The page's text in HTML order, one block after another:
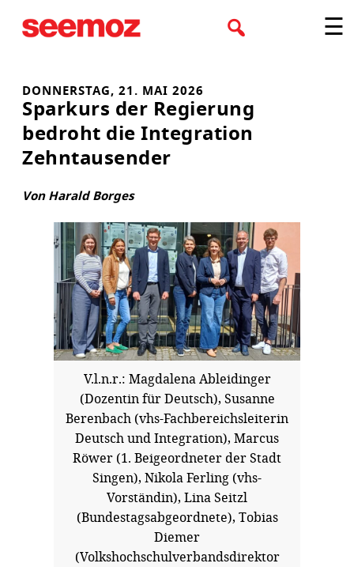
Inhalt
☰
DONNERSTAG, 21. MAI 2026
Sparkurs der Regierung
bedroht die Integration
Zehntausender
Von Harald Borges
V.l.n.r.: Magdalena Ableidinger
(Dozentin für Deutsch), Susanne
Berenbach (vhs-Fachbereichsleiterin
Deutsch und Integration), Marcus
Röwer (1. Beigeordneter der Stadt
Singen), Nikola Ferling (vhs-
Vorständin), Lina Seitzl
(Bundestagsabgeordnete), Tobias
Diemer
(Volkshochschulverbandsdirektor